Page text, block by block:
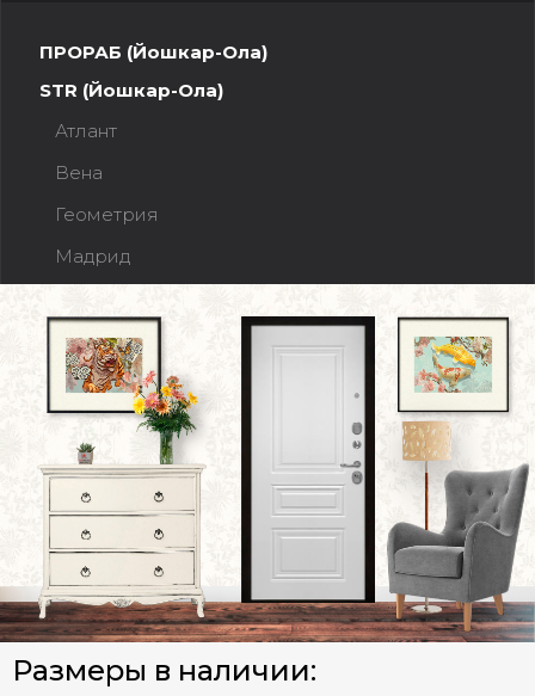
ПРОРАБ (Йошкар-Ола)
STR (Йошкар-Ола)
Атлант
Вена
Геометрия
Мадрид
Прага Зеркало МАХ (эмалит Белый)
Прага Зеркало МАХ (эмалит Серый)
Прага Зеркало ОПТИМА (эмалит Белый)
Прага Зеркало ПРЕСТИЖ (Капучино)
Прага Бостон (эмаль Арктика)
Прага Графика (эмалит Белый)
Прага Евро 29/Рейне (Эмалит белый)
Прага Мадрид (Беленый дуб)
Прага Рельеф (эмалит Белый)
СТАЛЬНЫЕ ДВЕРИ (Распродажа)
Межкомнатные двери
Арки
Фурнитура
Размеры в наличии: